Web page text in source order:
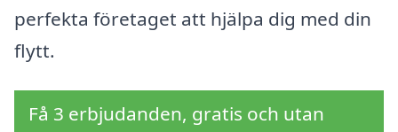
perfekta företaget att hjälpa dig med din
flytt.
Få 3 erbjudanden, gratis och utan